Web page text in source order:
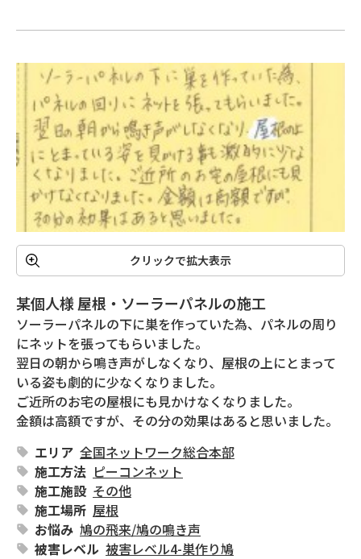
クリックで拡大表示
某個人様 屋根・ソーラーパネルの施工
ソーラーパネルの下に巣を作っていた為、パネルの周り
にネットを張ってもらいました。
翌日の朝から鳴き声がしなくなり、屋根の上にとまって
いる姿も劇的に少なくなりました。
ご近所のお宅の屋根にも見かけなくなりました。
金額は高額ですが、その分の効果はあると思いました。
エリア 全国ネットワーク総合本部
施工方法 ピーコンネット
施工施設 その他
施工場所 屋根
お悩み 鳩の飛来/鳩の鳴き声
被害レベル 被害レベル4-巣作り鳩